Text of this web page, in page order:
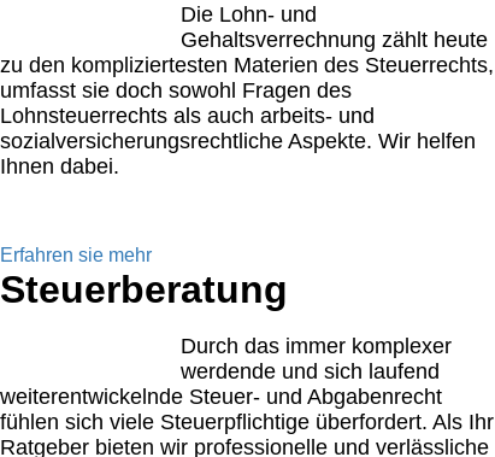
Die Lohn- und
Gehaltsverrechnung zählt heute
zu den kompliziertesten Materien des Steuerrechts,
umfasst sie doch sowohl Fragen des
Lohnsteuerrechts als auch arbeits- und
sozialversicherungsrechtliche Aspekte. Wir helfen
Ihnen dabei.
Erfahren sie mehr
Steuerberatung
Durch das immer komplexer
werdende und sich laufend
weiterentwickelnde Steuer- und Abgabenrecht
fühlen sich viele Steuerpflichtige überfordert. Als Ihr
Ratgeber bieten wir professionelle und verlässliche